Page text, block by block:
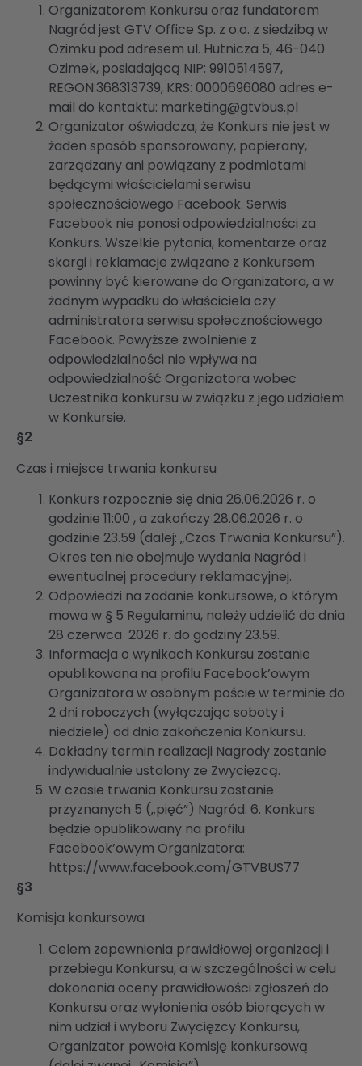
Organizatorem Konkursu oraz fundatorem
Nagród jest GTV Office Sp. z o.o. z siedzibą w
Ozimku pod adresem ul. Hutnicza 5, 46-040
Ozimek, posiadającą NIP: 9910514597,
REGON:368313739, KRS: 0000696080 adres e-
mail do kontaktu: marketing@gtvbus.pl
Organizator oświadcza, że Konkurs nie jest w
żaden sposób sponsorowany, popierany,
zarządzany ani powiązany z podmiotami
będącymi właścicielami serwisu
społecznościowego Facebook. Serwis
Facebook nie ponosi odpowiedzialności za
Konkurs. Wszelkie pytania, komentarze oraz
skargi i reklamacje związane z Konkursem
powinny być kierowane do Organizatora, a w
żadnym wypadku do właściciela czy
administratora serwisu społecznościowego
Facebook. Powyższe zwolnienie z
odpowiedzialności nie wpływa na
odpowiedzialność Organizatora wobec
Uczestnika konkursu w związku z jego udziałem
w Konkursie.
§2
Czas i miejsce trwania konkursu
Konkurs rozpocznie się dnia 26.06.2026 r. o
godzinie 11:00 , a zakończy 28.06.2026 r. o
godzinie 23.59 (dalej: „Czas Trwania Konkursu”).
Okres ten nie obejmuje wydania Nagród i
ewentualnej procedury reklamacyjnej.
Odpowiedzi na zadanie konkursowe, o którym
mowa w § 5 Regulaminu, należy udzielić do dnia
28 czerwca 2026 r. do godziny 23.59.
Informacja o wynikach Konkursu zostanie
opublikowana na profilu Facebook’owym
Organizatora w osobnym poście w terminie do
2 dni roboczych (wyłączając soboty i
niedziele) od dnia zakończenia Konkursu.
Dokładny termin realizacji Nagrody zostanie
indywidualnie ustalony ze Zwycięzcą.
W czasie trwania Konkursu zostanie
przyznanych 5 („pięć”) Nagród. 6. Konkurs
będzie opublikowany na profilu
Facebook’owym Organizatora:
https://www.facebook.com/GTVBUS77
§3
Komisja konkursowa
Celem zapewnienia prawidłowej organizacji i
przebiegu Konkursu, a w szczególności w celu
dokonania oceny prawidłowości zgłoszeń do
Konkursu oraz wyłonienia osób biorących w
nim udział i wyboru Zwycięzcy Konkursu,
Organizator powoła Komisję konkursową